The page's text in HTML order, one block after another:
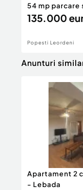
54 mp parcare
135.000
Popesti Leordeni
Anunturi
Apartament 2
- Lebada